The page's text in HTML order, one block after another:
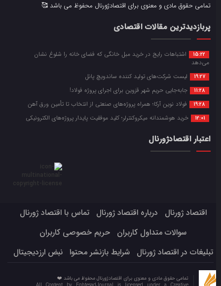
تمامی حقوق مادی و معنوی برای اقتصادژورنال محفوظ می باشد 🥰
پربازدیدترین مقالات اقتصادی
15:22
اشتباهات رایج در خرید مبل خانگی که فضای خانه را شلوغ نشان
می‌دهد
19:27 لیست شرکت‌های تولید کننده ساندویچ پانل
11:28 جابه‌جایی حریم شهر قزوین برای اجرای پروژه فولاد!
19:28 فولاد نوین آرکا؛ همراه پروژه‌های صنعتی از انتخاب تا تأمین ورق آهن
12:01 خرید هوشمندانه میکروکنترلر؛ کلید موفقیت پایدار پروژه‌های الکترونیکی
اعتبار اقتصادژورنال
اقتصاد ژورنال درباره اقتصاد ژورنال
تماس با اقتصاد ژورنال
سوالات متداول کاربران
حریم خصوصی کاربران
تبلیغات در اقتصاد ژورنال
شرایط بازنشر محتوا نبض ارزدیجیتال
تمامی حقوق مادی و معنوی برای اقتصادژورنال محفوظ می باشد ❤️